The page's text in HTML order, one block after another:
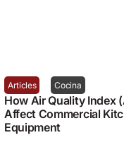
Articles Cocina
How Air Quality Index
Affect Commercial
Equipment